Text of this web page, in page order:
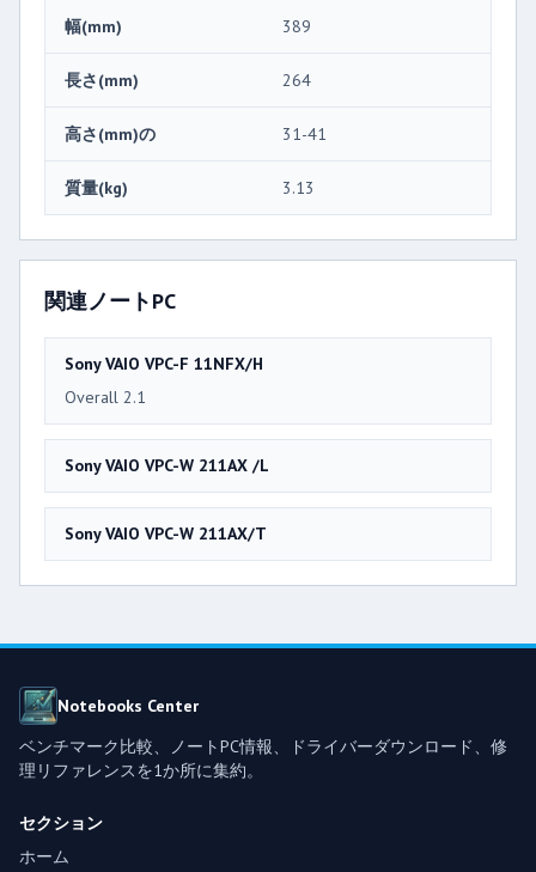
幅(mm) 389
長さ(mm) 264
高さ(mm)の 31-41
質量(kg) 3.13
関連ノートPC
Sony VAIO VPC-F 11NFX/H
Overall 2.1
Sony VAIO VPC-W 211AX /L
Sony VAIO VPC-W 211AX/T
Notebooks Center
ベンチマーク比較、ノートPC情報、ドライバーダウンロード、修
理リファレンスを1か所に集約。
セクション
ホーム